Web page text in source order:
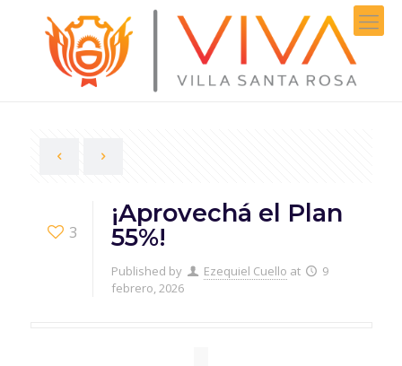
3
¡Aprovechá el Plan
55%!
Published by Ezequiel Cuello at
9
febrero, 2026